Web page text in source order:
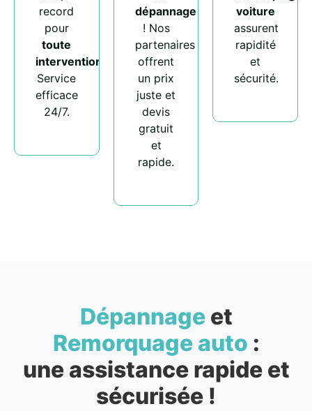
record
pour
toute
intervention
Service
efficace
24/7.
dépannage
! Nos
partenaires
offrent
un prix
juste et
devis
gratuit
et
rapide.
voiture
assurent
rapidité
et
sécurité.
Dépannageet
Remorquage auto :
une assistance rapide et
sécurisée !